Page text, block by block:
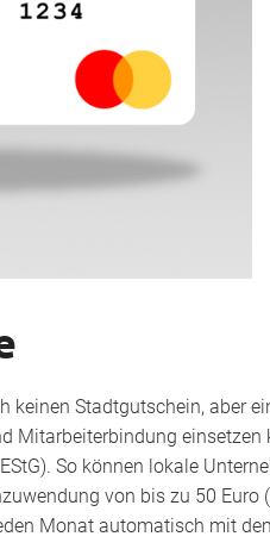
keinen Stadtgutschein, aber
Mitarbeiterbindung
So können lokale
von bis zu 50
Monat automatisch mit